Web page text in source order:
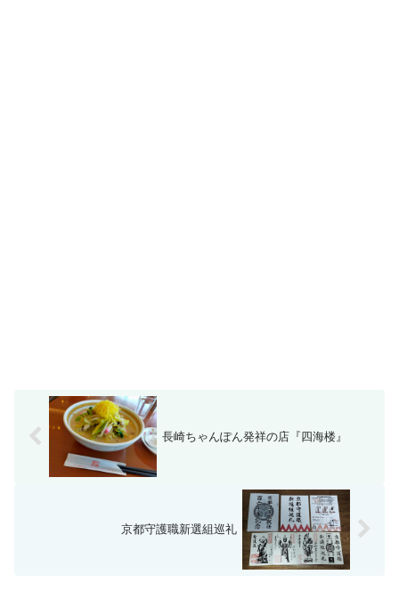
長崎ちゃんぽん発祥の店『四海楼』
京都守護職新選組巡礼